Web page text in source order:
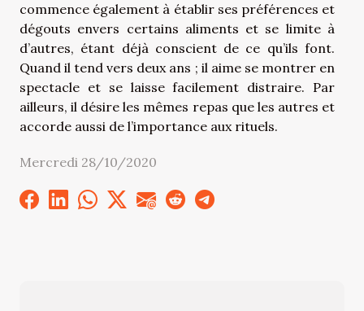
commence également à établir ses préférences et
dégouts envers certains aliments et se limite à
d’autres, étant déjà conscient de ce qu’ils font.
Quand il tend vers deux ans ; il aime se montrer en
spectacle et se laisse facilement distraire. Par
ailleurs, il désire les mêmes repas que les autres et
accorde aussi de l’importance aux rituels.
Mercredi 28/10/2020